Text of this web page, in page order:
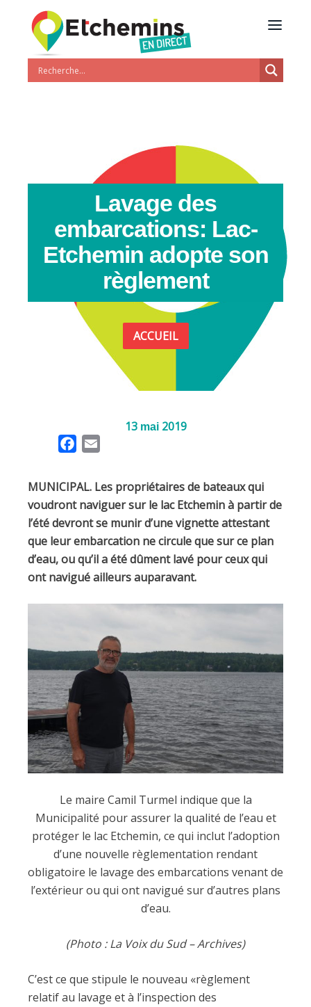
Lavage des
embarcations: Lac-
Etchemin adopte son
règlement
ACCUEIL
13 mai 2019
e
b
o
o
k
i
l
MUNICIPAL. Les propriétaires de bateaux qui
voudront naviguer sur le lac Etchemin à partir de
l’été devront se munir d’une vignette attestant
que leur embarcation ne circule que sur ce plan
d’eau, ou qu’il a été dûment lavé pour ceux qui
ont navigué ailleurs auparavant.
Le maire Camil Turmel indique que la
Municipalité pour assurer la qualité de l’eau et
protéger le lac Etchemin, ce qui inclut l’adoption
d’une nouvelle règlementation rendant
obligatoire le lavage des embarcations venant de
l’extérieur ou qui ont navigué sur d’autres plans
d’eau.
(Photo : La Voix du Sud – Archives)
C’est ce que stipule le nouveau «règlement
relatif au lavage et à l’inspection des